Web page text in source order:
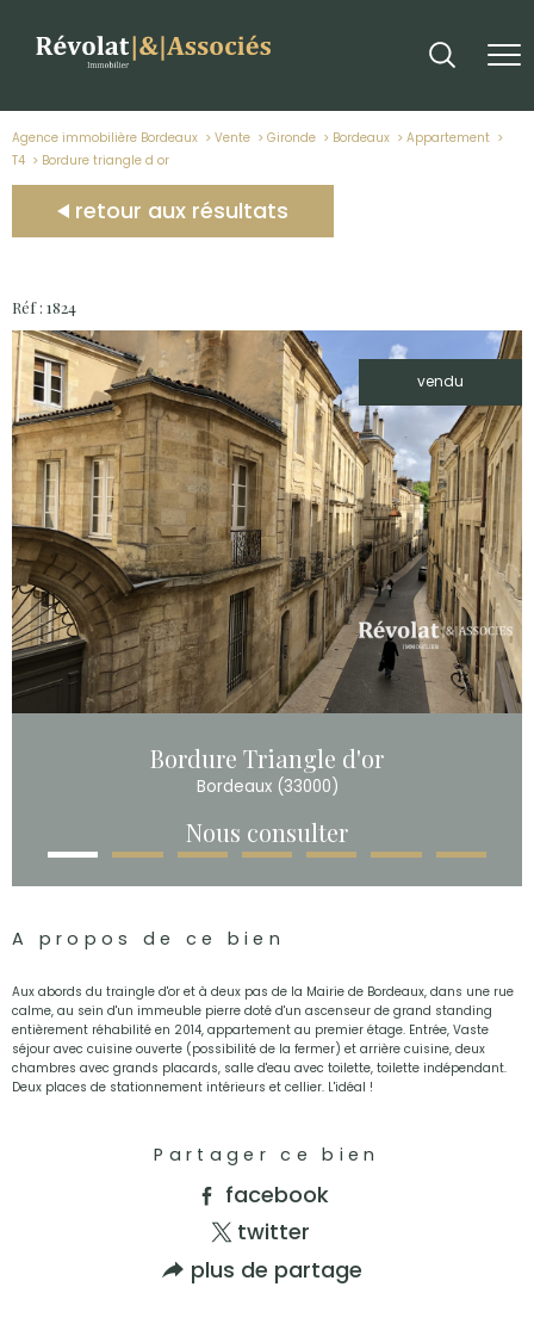
Agence immobilière Bordeaux Vente Gironde Bordeaux
Appartement
T4
bordure triangle d or
retour aux résultats
Réf : 1824
vendu
Bordure Triangle d'or
Bordeaux (33000)
Nous consulter
A propos de ce bien
Aux abords du traingle d'or et à deux pas de la Mairie de Bordeaux, dans une rue
calme, au sein d'un immeuble pierre doté d'un ascenseur de grand standing
entièrement réhabilité en 2014, appartement au premier étage. Entrée, Vaste
séjour avec cuisine ouverte (possibilité de la fermer) et arrière cuisine, deux
chambres avec grands placards, salle d'eau avec toilette, toilette indépendant.
Deux places de stationnement intérieurs et cellier. L'idéal !
Partager ce bien
facebook
twitter
plus de partage